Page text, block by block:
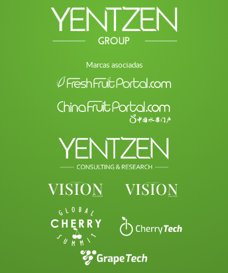
Marcas asociadas